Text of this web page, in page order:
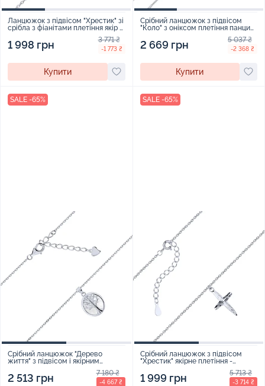
Ланцюжок з підвісом "Хрестик" зі
срібла з фіанітами плетіння якір -
1 998 грн 3 771 ₴
-1 773 ₴
Купити
Срібний ланцюжок з підвісом
"Коло" з оніксом плетіння панцир
2 669 грн 5 037 ₴
-2 368 ₴
Купити
SALE -65%
Срібний ланцюжок "Дерево
життя" з підвісом і якірним
2 513 грн 7 180 ₴
-4 667 ₴
SALE -65%
Срібний ланцюжок з підвісом
"Хрестик" якірне плетіння -
1 999 грн 5 713 ₴
-3 714 ₴